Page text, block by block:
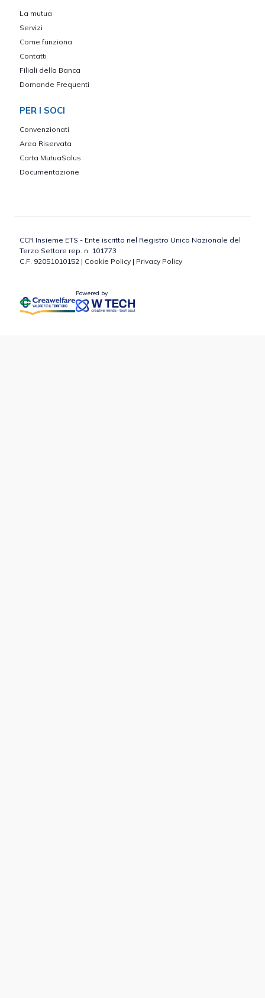
La mutua
Servizi
Come funziona
Contatti
Filiali della Banca
Domande Frequenti
PER I SOCI
Convenzionati
Area Riservata
Carta MutuaSalus
Documentazione
CCR Insieme ETS - Ente iscritto nel Registro Unico Nazionale del
Terzo Settore rep. n. 101773
C.F. 92051010152 | Cookie Policy | Privacy Policy
Powered by